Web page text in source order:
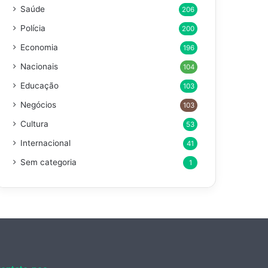
Saúde 206
Polícia 200
Economia 196
Nacionais 104
Educação 103
Negócios 103
Cultura 53
Internacional 41
Sem categoria 1